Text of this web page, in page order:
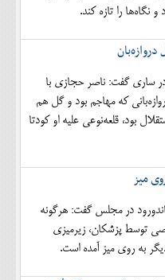
نگاه‌ها را تازه کند.
ساری گفت: ناصر حجازی با
که مهاجم بود و گل هم
بود، قلعه‌نوعی علیه او کودتا
میز
در مجلس گفت: هرگونه
توسط پزشکان، زیرمیزی
به روی میز آمده است.